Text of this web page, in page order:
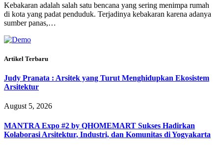
Kebakaran adalah salah satu bencana yang sering menimpa rumah
di kota yang padat penduduk. Terjadinya kebakaran karena adanya
sumber panas,…
Artikel Terbaru
Judy Pranata : Arsitek yang Turut Menghidupkan Ekosistem
Arsitektur
August 5, 2026
MANTRA Expo #2 by QHOMEMART Sukses Hadirkan
Kolaborasi Arsitektur, Industri, dan Komunitas di Yogyakarta